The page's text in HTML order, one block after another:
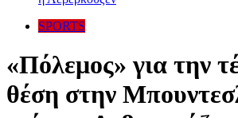
SPORTS
«Πόλεμος» για την
θέση στην